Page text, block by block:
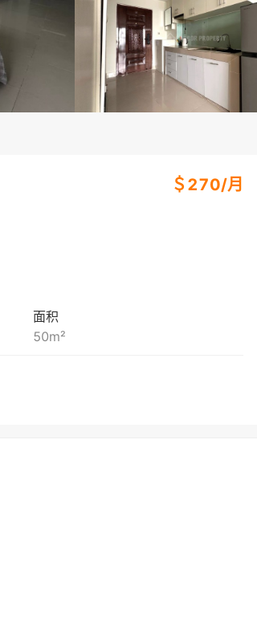
＄ 270/月
面积
50m²